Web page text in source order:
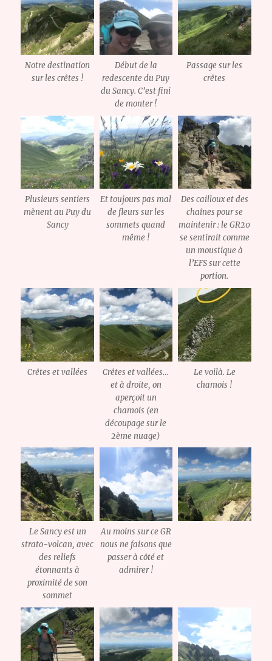
Notre destination
sur les crêtes !
Début de la
redescente du Puy
du Sancy. C’est fini
de monter !
Passage sur les
crêtes
Plusieurs sentiers
mènent au Puy du
Sancy
Et toujours pas mal
de fleurs sur les
sommets quand
même !
Des cailloux et des
chaînes pour se
maintenir : le GR20
se sentirait comme
un moustique à
l’EFS sur cette
portion.
Crêtes et vallées
Crêtes et vallées…
et à droite, on
aperçoit un
chamois (en
découpage sur le
2ème nuage)
Le voilà. Le
chamois !
Le Sancy est un
strato-volcan, avec
des reliefs
étonnants à
proximité de son
sommet
Au moins sur ce GR
nous ne faisons que
passer à côté et
admirer !